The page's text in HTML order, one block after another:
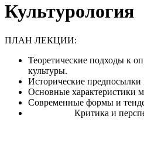
Культурология
ПЛАН ЛЕКЦИИ:
Теоретические подходы к
культуры.
Исторические предпосылки
Основные характеристики
Современные формы и
Критика и